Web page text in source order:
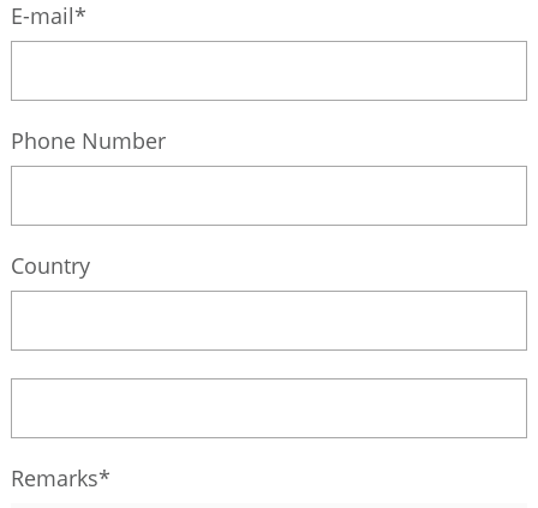
E-mail*
Phone Number
Country
Remarks*